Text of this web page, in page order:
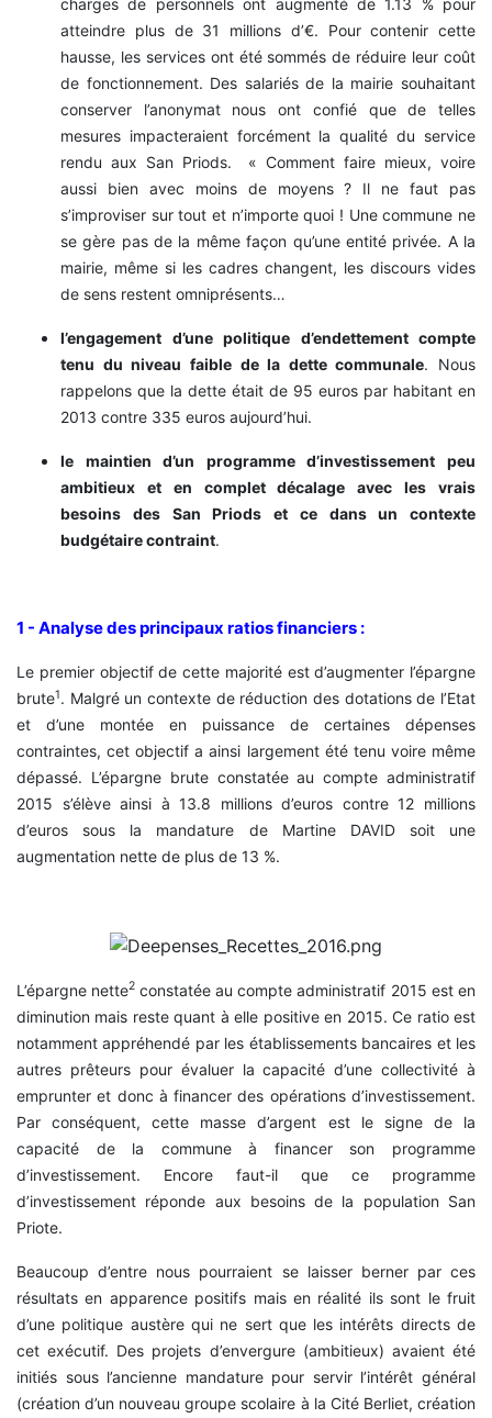
charges de personnels ont augmenté de 1.13 % pour
atteindre plus de 31 millions d’€. Pour contenir cette
hausse, les services ont été sommés de réduire leur coût
de fonctionnement. Des salariés de la mairie souhaitant
conserver l’anonymat nous ont confié que de telles
mesures impacteraient forcément la qualité du service
rendu aux San Priods. « Comment faire mieux, voire
aussi bien avec moins de moyens ? Il ne faut pas
s’improviser sur tout et n’importe quoi ! Une commune ne
se gère pas de la même façon qu’une entité privée. A la
mairie, même si les cadres changent, les discours vides
de sens restent omniprésents…
l’engagement d’une politique d’endettement compte
tenu du niveau faible de la dette communale. Nous
rappelons que la dette était de 95 euros par habitant en
2013 contre 335 euros aujourd’hui.
le maintien d’un programme d’investissement peu
ambitieux et en complet décalage avec les vrais
besoins des San Priods et ce dans un contexte
budgétaire contraint.
1 - Analyse des principaux ratios financiers :
Le premier objectif de cette majorité est d’augmenter l’épargne
brute1. Malgré un contexte de réduction des dotations de l’Etat
et d’une montée en puissance de certaines dépenses
contraintes, cet objectif a ainsi largement été tenu voire même
dépassé. L’épargne brute constatée au compte administratif
2015 s’élève ainsi à 13.8 millions d’euros contre 12 millions
d’euros sous la mandature de Martine DAVID soit une
augmentation nette de plus de 13 %.
L’épargne nette2 constatée au compte administratif 2015 est en
diminution mais reste quant à elle positive en 2015. Ce ratio est
notamment appréhendé par les établissements bancaires et les
autres prêteurs pour évaluer la capacité d’une collectivité à
emprunter et donc à financer des opérations d’investissement.
Par conséquent, cette masse d’argent est le signe de la
capacité de la commune à financer son programme
d’investissement. Encore faut-il que ce programme
d’investissement réponde aux besoins de la population San
Priote.
Beaucoup d’entre nous pourraient se laisser berner par ces
résultats en apparence positifs mais en réalité ils sont le fruit
d’une politique austère qui ne sert que les intérêts directs de
cet exécutif. Des projets d’envergure (ambitieux) avaient été
initiés sous l’ancienne mandature pour servir l’intérêt général
(création d’un nouveau groupe scolaire à la Cité Berliet, création